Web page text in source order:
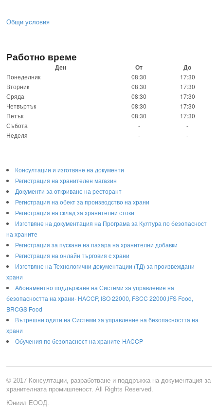
Общи условия
Работно време
Ден От До
Понеделник 08:30
17:30
Вторник
08:30
17:30
Сряда
08:30
17:30
Четвъртък
08:30
17:30
Петък
08:30
17:30
Събота
-
-
Неделя
- -
Консултации и изготвяне на документи
Регистрация на хранителен магазин
Документи за откриване на ресторант
Регистрация на обект за производство на храни
Регистрация на склад за хранителни стоки
Изготвяне на документация на Програма за Култура по безопасност
на храните
Регистрaция за пускане на пазара на хранителни добавки
Регистрация на онлайн търговия с храни
Изготвяне на Технологични документации (ТД) за произвеждани
храни
Абонаментно поддържане на Системи за управление на
безопасността на храни- HACCP, ISO 22000, FSCC 22000,IFS Food,
BRCGS Food
Вътрешни одити на Системи за управление на безопасността на
храни
Обучения по безопасност на храните-HACCP
© 2017 Консултации, разработване и поддръжка на документация за
хранителната промишленост. All Rights Reserved.
Юниил ЕООД.